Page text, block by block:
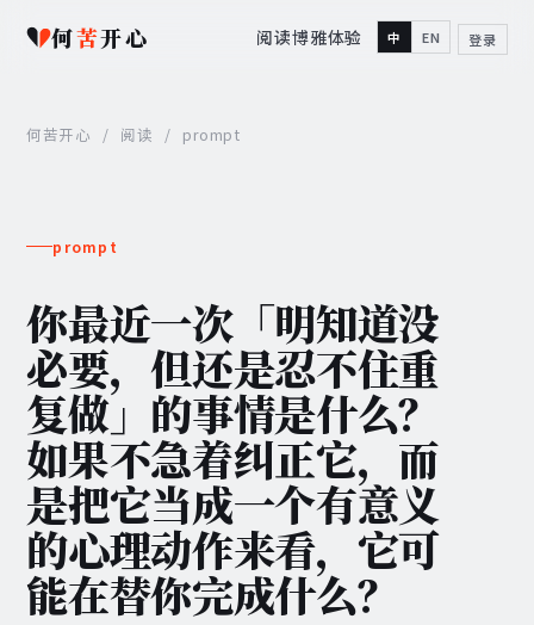
何苦开心 阅读博雅体验 中 EN 登录
何苦开心 / 阅读 / prompt
prompt
你最近一次「明知道没
必要，但还是忍不住重
复做」的事情是什么？
如果不急着纠正它，而
是把它当成一个有意义
的心理动作来看，它可
能在替你完成什么？